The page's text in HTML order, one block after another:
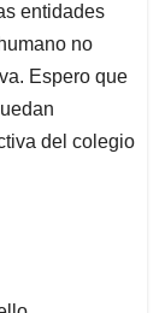
entidades
no
Espero que
del colegio